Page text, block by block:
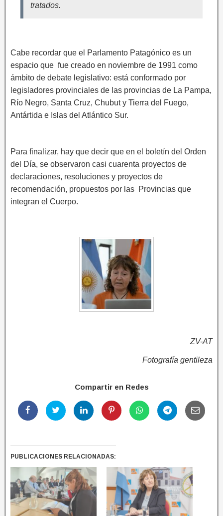
tratados.
Cabe recordar que el Parlamento Patagónico es un
espacio que fue creado en noviembre de 1991 como
ámbito de debate legislativo: está conformado por
legisladores provinciales de las provincias de La Pampa,
Río Negro, Santa Cruz, Chubut y Tierra del Fuego,
Antártida e Islas del Atlántico Sur.
Para finalizar, hay que decir que en el boletín del Orden
del Día, se observaron casi cuarenta proyectos de
declaraciones, resoluciones y proyectos de
recomendación, propuestos por las Provincias que
integran el Cuerpo.
ZV-AT
Fotografía gentileza
Compartir en Redes
PUBLICACIONES RELACIONADAS: